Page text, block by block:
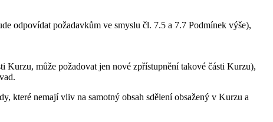
odpovídat požadavkům ve smyslu čl. 7.5 a 7.7 Podmínek výše),
Kurzu, může požadovat jen nové zpřístupnění takové části Kurzu),
které nemají vliv na samotný obsah sdělení obsažený v Kurzu a